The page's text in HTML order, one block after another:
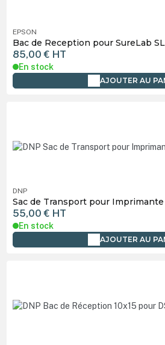
EPSON
Bac de Reception pour SureLab
85,00 € HT
En stock
AJOUTER AU
DNP
Sac de Transport pour Imprimante
55,00 € HT
En stock
AJOUTER AU